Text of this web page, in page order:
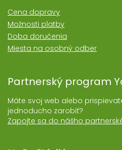
Cena dopravy
Možnosti platby
Doba doručenia
Miesta na osobný odber
Partnerský program
Máte svoj web alebo
jednoducho zarobiť?
Zapojte sa do nášho